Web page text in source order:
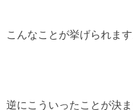
こんなことが挙げられます
逆にこういったことが決ま